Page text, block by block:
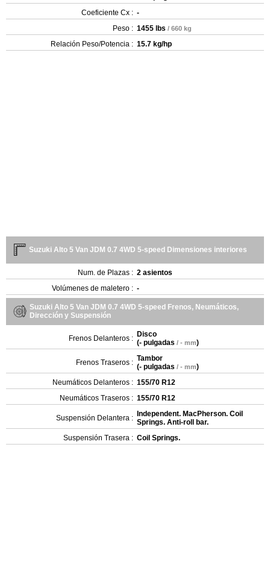
Coeficiente Cx : -
Peso : 1455 lbs / 660 kg
Relación Peso/Potencia : 15.7 kg/hp
Suzuki Alto 5 Van JDM 0.7 4WD 5-speed Dimensiones interiores
Num. de Plazas : 2 asientos
Volúmenes de maletero : -
Suzuki Alto 5 Van JDM 0.7 4WD 5-speed Frenos, Neumáticos,
Dirección y Suspensión
Frenos Delanteros : Disco
(- pulgadas / - mm)
Frenos Traseros : Tambor
(- pulgadas / - mm)
Neumáticos Delanteros : 155/70 R12
Neumáticos Traseros : 155/70 R12
Suspensión Delantera :
Independent. MacPherson. Coil
Springs. Anti-roll bar.
Suspensión Trasera : Coil Springs.